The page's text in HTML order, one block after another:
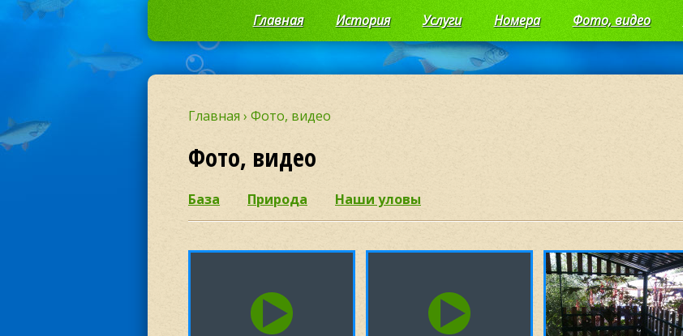
Главная История Услуги Номера Фото, видео
Главная› Фото, видео
Фото, видео
База Природа Наши уловы